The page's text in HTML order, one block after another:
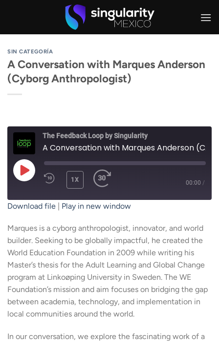
SIN CATEGORÍA
A Conversation with Marques Anderson
(Cyborg Anthropologist)
The Feedback Loop by Singularity
A Conversation with Marques Anderson (Cyborg Anthropologist)
PLAY 1X 00:00 /
SUBSCRIBE
RSS FEED
LINK
EMBED
Download file | Play in new window
Marques is a cyborg anthropologist, innovator, and world
builder. Seeking to be globally impactful, he created the
World Education Foundation in 2009 while writing his
Master’s thesis for the Adult Learning and Global Change
program at Linkoøping University in Sweden. The WE
Foundation’s mission and aim focuses on bridging the gap
between academia, technology, and implementation in
local communities around the world.
In our conversation, we explore the fascinating work of a